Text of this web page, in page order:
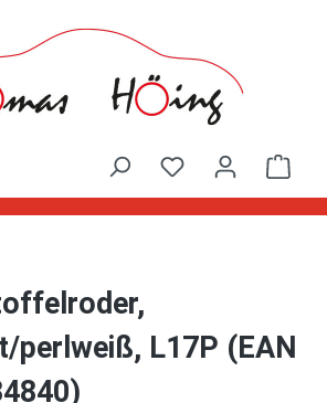
perlweiß, L17P (EAN